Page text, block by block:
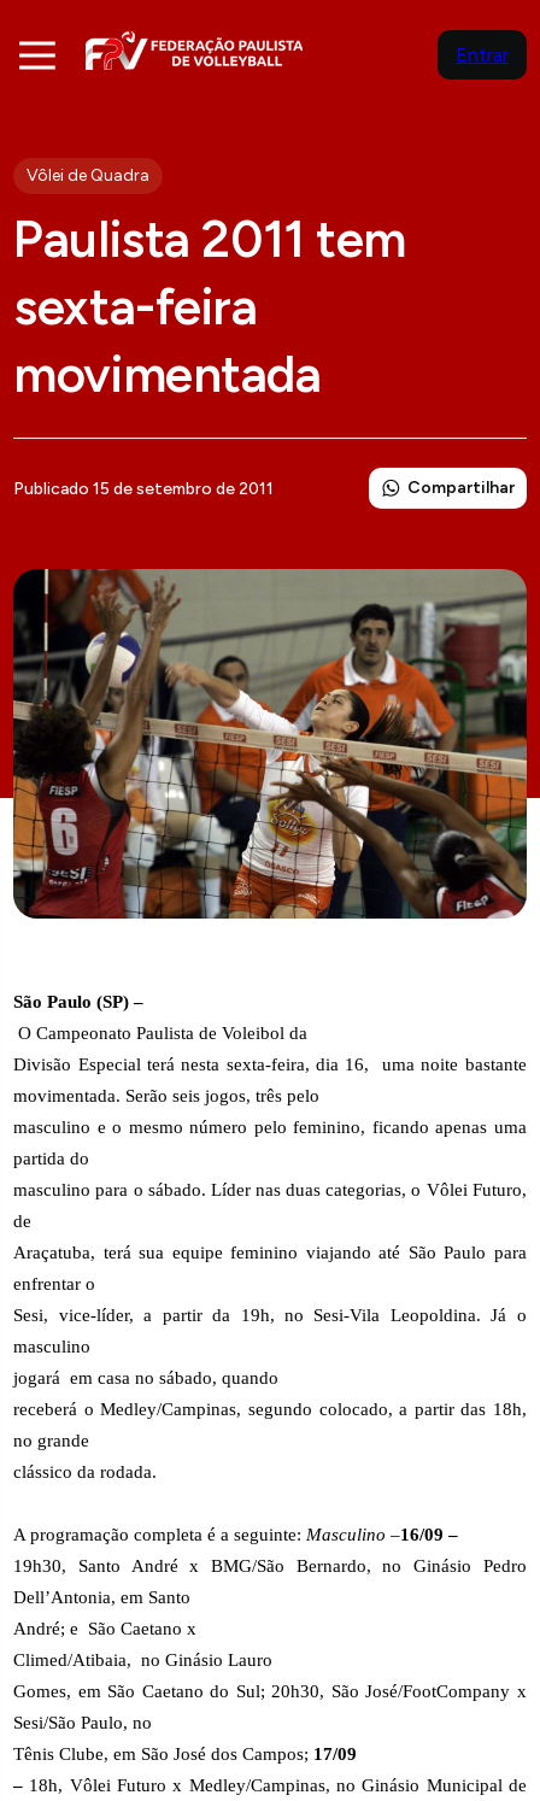
Entrar
Vôlei de Quadra
Paulista 2011 tem
sexta-feira
movimentada
Publicado 15 de setembro de 2011 Compartilhar
São Paulo (SP) –
O Campeonato Paulista de Voleibol da
Divisão Especial terá nesta sexta-feira, dia 16,
uma noite bastante
movimentada. Serão seis jogos, três pelo
masculino e o mesmo número pelo feminino, ficando apenas uma
partida do
masculino para o sábado. Líder nas duas categorias, o Vôlei Futuro,
de
Araçatuba, terá sua equipe feminino viajando até São Paulo para
enfrentar o
Sesi, vice-líder, a partir da 19h, no Sesi-Vila Leopoldina. Já o
masculino
jogará em casa no sábado, quando
receberá o Medley/Campinas, segundo colocado, a partir das 18h,
no grande
clássico da rodada.
A programação completa é a seguinte:Masculino –16/09 –
19h30, Santo André x BMG/São Bernardo, no Ginásio Pedro
Dell’Antonia, em Santo
André; e
São Caetano x
Climed/Atibaia, no Ginásio Lauro
Gomes, em São Caetano do Sul; 20h30, São José/FootCompany x
Sesi/São Paulo, no
Tênis Clube, em São José dos Campos; 17/09
– 18h, Vôlei Futuro x Medley/Campinas, no Ginásio Municipal de